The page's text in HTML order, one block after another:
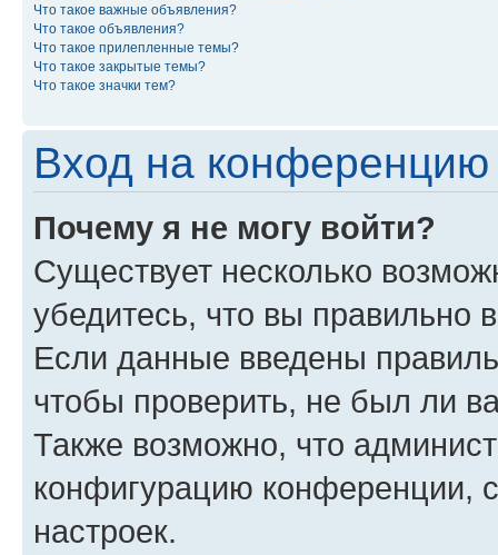
Что такое важные объявления?
Что такое объявления?
Что такое прилепленные темы?
Что такое закрытые темы?
Что такое значки тем?
Вход на конференцию
Почему я не могу войти?
Существует несколько
убедитесь, что вы правильно
Если данные введены
чтобы проверить, не был ли
Также возможно, что
конфигурацию конференции,
настроек.